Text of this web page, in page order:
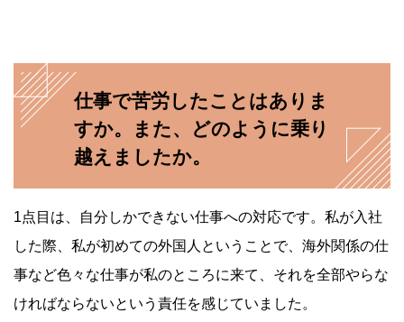
仕事で苦労したことはありま
すか。また、どのように乗り
越えましたか。
1点目は、自分しかできない仕事への対応です。私が入社
した際、私が初めての外国人ということで、海外関係の仕
事など色々な仕事が私のところに来て、それを全部やらな
ければならないという責任を感じていました。